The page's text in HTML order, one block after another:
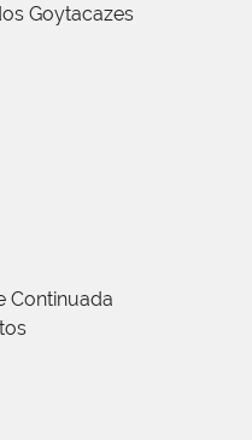
Goytacazes
Continuada